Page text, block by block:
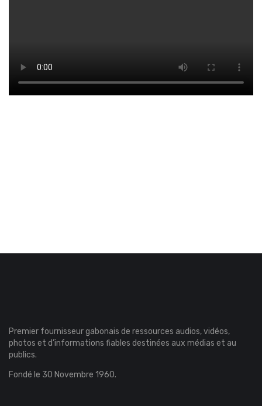
Premier fournisseur gabonais de ressources audios, vidéos,
photos et d’informations fiables destinées aux médias et au
publics.
Fondé le 30 Novembre 1960.